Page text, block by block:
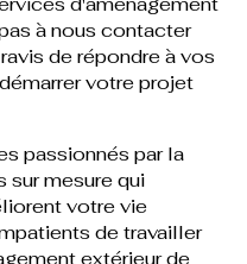
à nous contacter
de répondre à vos
votre projet
passionnés par la
sur mesure qui
votre vie
de travailler
extérieur de